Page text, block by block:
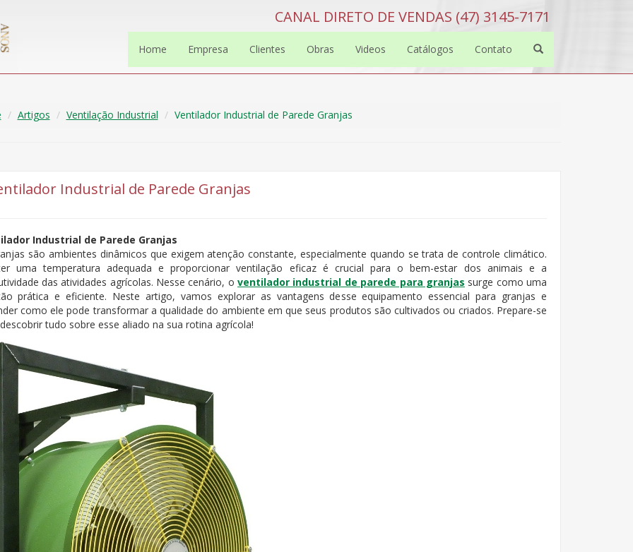
CANAL DIRETO DE VENDAS (47) 3145-7171
Home Empresa Clientes Obras Videos Catálogos Contato
Artigos Ventilação Industrial Ventilador Industrial de Parede Granjas
Industrial de Parede Granjas
Industrial de Parede Granjas
são ambientes dinâmicos que exigem atenção constante, especialmente quando se trata de controle climático.
uma temperatura adequada e proporcionar ventilação eficaz é crucial para o bem-estar dos animais e a
das atividades agrícolas. Nesse cenário, oventilador industrial de parede para granjas surge como uma
prática e eficiente. Neste artigo, vamos explorar as vantagens desse equipamento essencial para granjas e
como ele pode transformar a qualidade do ambiente em que seus produtos são cultivados ou criados. Prepare-se
tudo sobre esse aliado na sua rotina agrícola!